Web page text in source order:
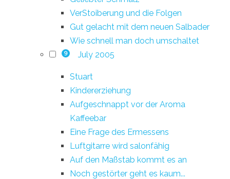
VerStoiberung und die Folgen
Gut gelacht mit dem neuen Salbader
Wie schnell man doch umschaltet
9 July 2005
Stuart
Kindererziehung
Aufgeschnappt vor der Aroma
Kaffeebar
Eine Frage des Ermessens
Luftgitarre wird salonfähig
Auf den Maßstab kommt es an
Noch gestörter geht es kaum...